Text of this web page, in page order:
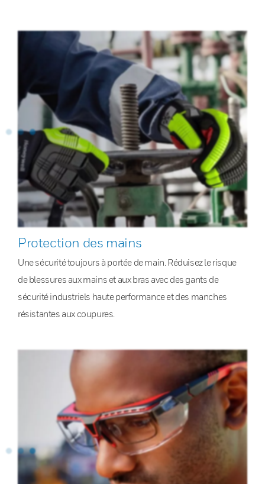
Protection des mains
Une sécurité toujours à portée de main. Réduisez le risque
de blessures aux mains et aux bras avec des gants de
sécurité industriels haute performance et des manches
résistantes aux coupures.